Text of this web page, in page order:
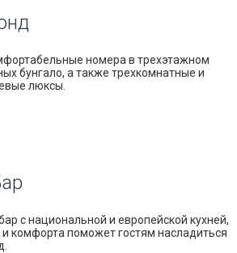
номера в трехэтажном
бунгало, а также трехкомнатные и
люксы.
с национальной и европейской кухней,
комфорта поможет гостям насладиться